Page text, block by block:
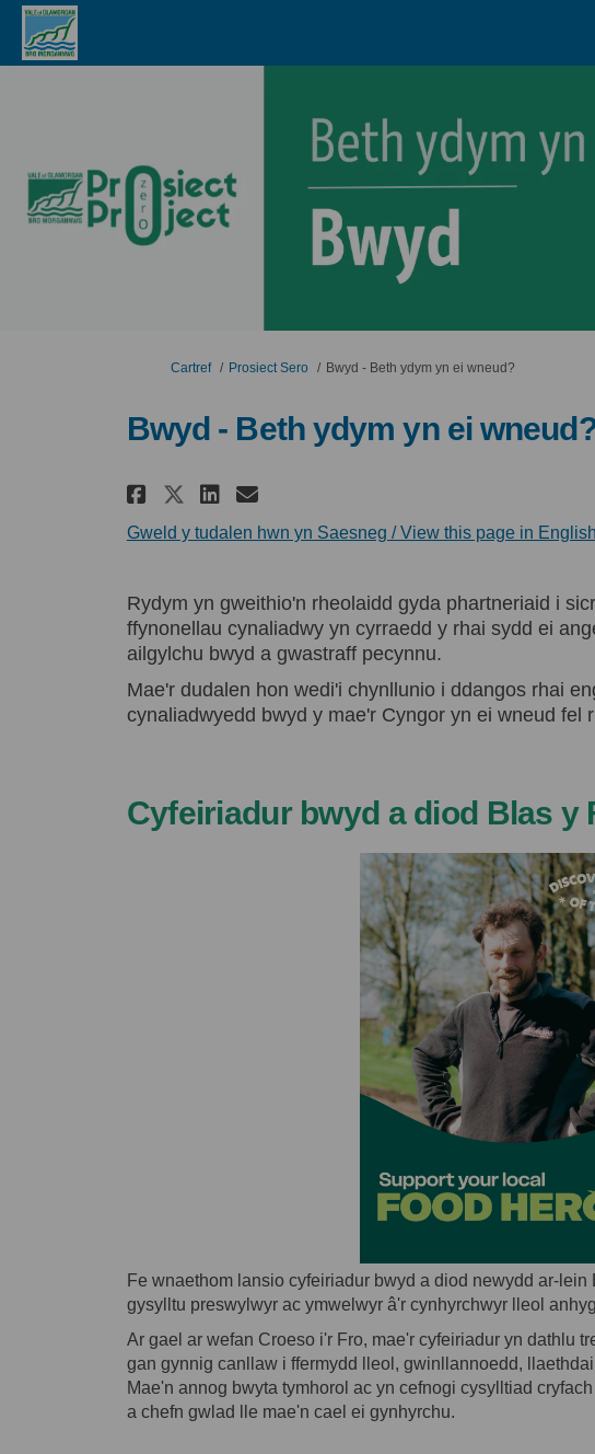
Rydych yma:
Cartref Prosiect Sero Bwyd - Beth ydym yn ei wneud?
Bwyd - Beth ydym yn ei
Rhannu Bwyd - Beth ydym yn ei
Rhannu Bwyd - Beth ydym yn
Rhannu Bwyd - Beth ydym
E-bost Bwyd - Beth ydym
Gweld y tudalen hwn yn Saesneg / View this page in English
Rydym yn gweithio'n rheolaidd gyda phartneriaid i
ffynonellau cynaliadwy yn cyrraedd y rhai sydd ei
ailgylchu bwyd a gwastraff pecynnu.
Mae'r dudalen hon wedi'i chynllunio i ddangos rhai
cynaliadwyedd bwyd y mae'r Cyngor yn ei wneud fel
Cyfeiriadur bwyd a diod Blas y
Fe wnaethom lansio cyfeiriadur bwyd a diod newydd ar-
gysylltu preswylwyr ac ymwelwyr â'r cynhyrchwyr lleol
Ar gael ar wefan Croeso i'r Fro, mae'r cyfeiriadur yn dathlu
gan gynnig canllaw i ffermydd lleol, gwinllannoedd,
Mae'n annog bwyta tymhorol ac yn cefnogi cysylltiad
a chefn gwlad lle mae'n cael ei gynhyrchu.